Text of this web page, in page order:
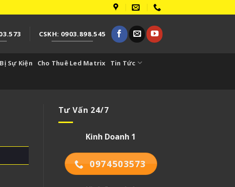
CSKH: 0903.898.545
Sự Kiện Cho Thuê Led Matrix Tin Tức
Tư Vấn 24/7
Kinh Doanh 1
0974503573